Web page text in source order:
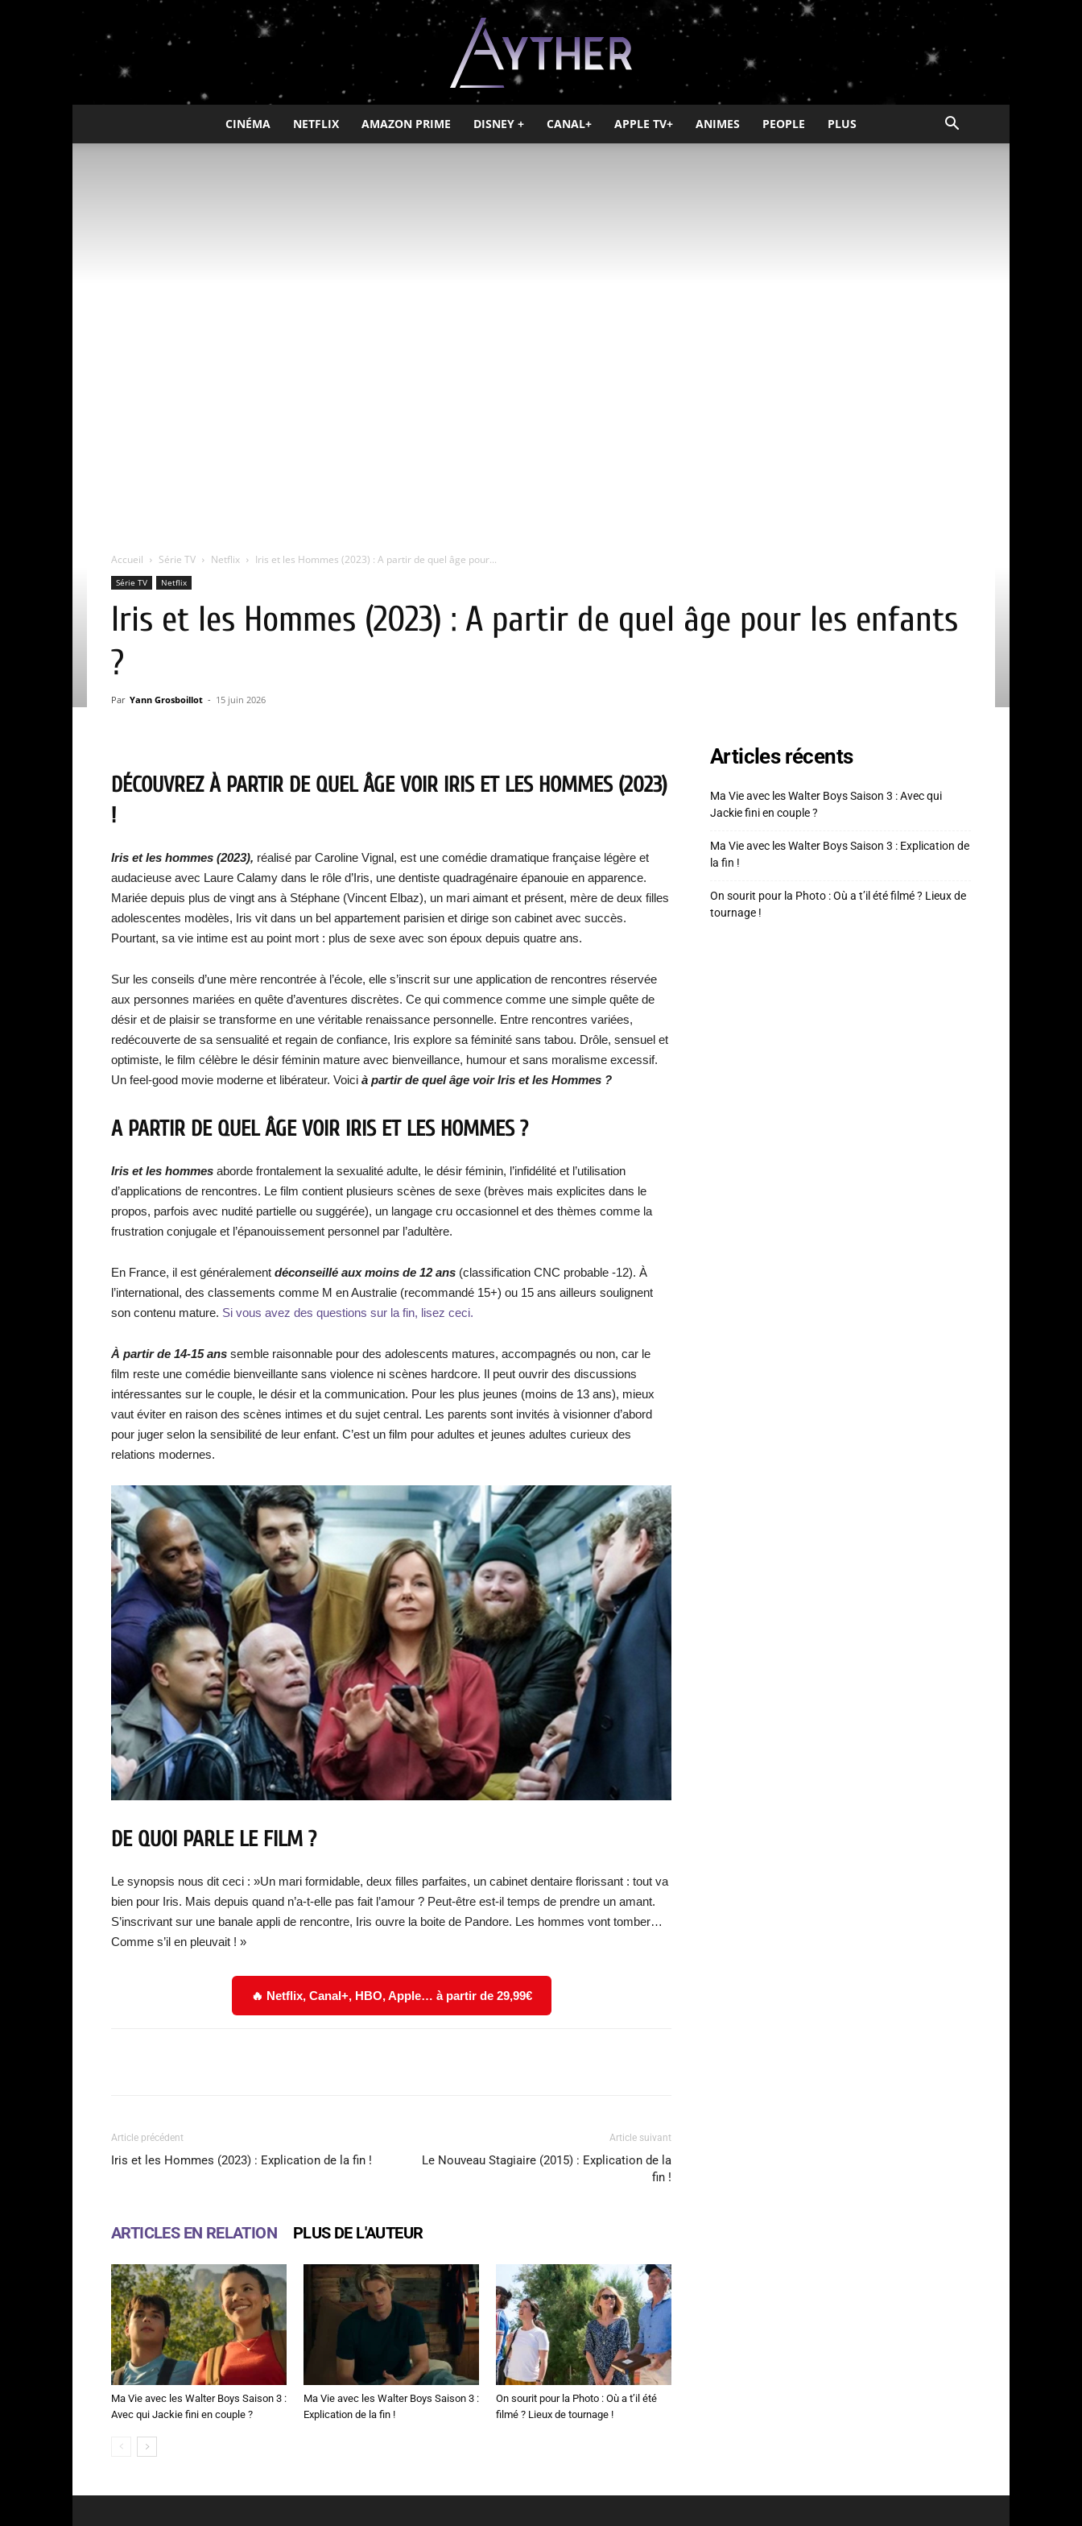
Ayther
CINÉMA NETFLIX AMAZON PRIME DISNEY + CANAL+ APPLE TV+ ANIMES PEOPLE PLUS
Accueil Série TV Netflix Iris et les Hommes (2023) : A partir de quel âge pour...
Série TV Netflix
Iris et les Hommes (2023) : A partir de quel âge pour les enfants
?
Par Yann Grosboillot - 15 juin 2026
DÉCOUVREZ À PARTIR DE QUEL ÂGE VOIR IRIS ET LES HOMMES (2023)
!
Iris et les hommes (2023), réalisé par Caroline Vignal, est une comédie dramatique française légère et
audacieuse avec Laure Calamy dans le rôle d’Iris, une dentiste quadragénaire épanouie en apparence.
Mariée depuis plus de vingt ans à Stéphane (Vincent Elbaz), un mari aimant et présent, mère de deux filles
adolescentes modèles, Iris vit dans un bel appartement parisien et dirige son cabinet avec succès.
Pourtant, sa vie intime est au point mort : plus de sexe avec son époux depuis quatre ans.
Sur les conseils d’une mère rencontrée à l’école, elle s’inscrit sur une application de rencontres réservée
aux personnes mariées en quête d’aventures discrètes. Ce qui commence comme une simple quête de
désir et de plaisir se transforme en une véritable renaissance personnelle. Entre rencontres variées,
redécouverte de sa sensualité et regain de confiance, Iris explore sa féminité sans tabou. Drôle, sensuel et
optimiste, le film célèbre le désir féminin mature avec bienveillance, humour et sans moralisme excessif.
Un feel-good movie moderne et libérateur. Voici à partir de quel âge voir Iris et les Hommes ?
A PARTIR DE QUEL ÂGE VOIR IRIS ET LES HOMMES ?
Iris et les hommes aborde frontalement la sexualité adulte, le désir féminin, l’infidélité et l’utilisation
d’applications de rencontres. Le film contient plusieurs scènes de sexe (brèves mais explicites dans le
propos, parfois avec nudité partielle ou suggérée), un langage cru occasionnel et des thèmes comme la
frustration conjugale et l’épanouissement personnel par l’adultère.
En France, il est généralement déconseillé aux moins de 12 ans (classification CNC probable -12). À
l’international, des classements comme M en Australie (recommandé 15+) ou 15 ans ailleurs soulignent
son contenu mature. Si vous avez des questions sur la fin, lisez ceci.
À partir de 14-15 ans semble raisonnable pour des adolescents matures, accompagnés ou non, car le
film reste une comédie bienveillante sans violence ni scènes hardcore. Il peut ouvrir des discussions
intéressantes sur le couple, le désir et la communication. Pour les plus jeunes (moins de 13 ans), mieux
vaut éviter en raison des scènes intimes et du sujet central. Les parents sont invités à visionner d’abord
pour juger selon la sensibilité de leur enfant. C’est un film pour adultes et jeunes adultes curieux des
relations modernes.
DE QUOI PARLE LE FILM ?
Le synopsis nous dit ceci : »Un mari formidable, deux filles parfaites, un cabinet dentaire florissant : tout va
bien pour Iris. Mais depuis quand n’a-t-elle pas fait l’amour ? Peut-être est-il temps de prendre un amant.
S’inscrivant sur une banale appli de rencontre, Iris ouvre la boite de Pandore. Les hommes vont tomber…
Comme s’il en pleuvait ! »
🔥 Netflix, Canal+, HBO, Apple… à partir de 29,99€
Article précédent
Iris et les Hommes (2023) : Explication de la fin !
Article suivant
Le Nouveau Stagiaire (2015) : Explication de la
fin !
ARTICLES EN RELATION PLUS DE L'AUTEUR
Ma Vie avec les Walter Boys Saison 3 :
Avec qui Jackie fini en couple ?
Ma Vie avec les Walter Boys Saison 3 :
Explication de la fin !
On sourit pour la Photo : Où a t’il été
filmé ? Lieux de tournage !
Articles récents
Ma Vie avec les Walter Boys Saison 3 : Avec qui
Jackie fini en couple ?
Ma Vie avec les Walter Boys Saison 3 : Explication de
la fin !
On sourit pour la Photo : Où a t’il été filmé ? Lieux de
tournage !